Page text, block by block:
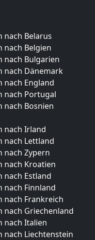
nach Belarus
nach Belgien
nach Bulgarien
nach Dänemark
nach England
nach Portugal
nach Bosnien
nach Irland
nach Lettland
nach Zypern
nach Kroatien
nach Estland
nach Finnland
nach Frankreich
nach Griechenland
nach Italien
nach Liechtenstein